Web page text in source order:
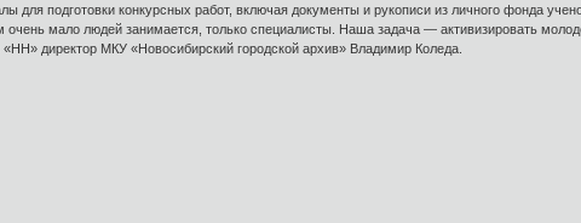
для подготовки конкурсных работ, включая документы и рукописи из личного фонда
очень мало людей занимается, только специалисты. Наша задача — активизировать
директор МКУ «Новосибирский городской архив» Владимир Коледа.